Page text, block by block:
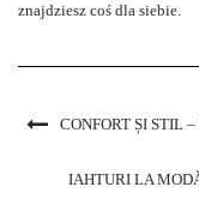
znajdziesz coś dla siebie.
CONFORT ȘI STIL
IAHTURI LA